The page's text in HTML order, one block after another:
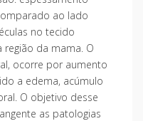
ao lado
no tecido
da mama. O
ocorre por aumento
a edema, acúmulo
O objetivo desse
as patologias